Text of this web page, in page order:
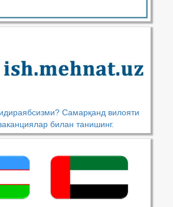
Самарқанд вилояти
билан танишинг.